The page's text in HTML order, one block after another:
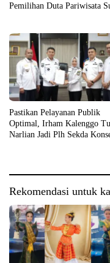
Pemilihan Duta Pariwisata
Pastikan Pelayanan Publik
Optimal, Irham Kalenggo
Narlian Jadi Plh Sekda
Rekomendasi untuk